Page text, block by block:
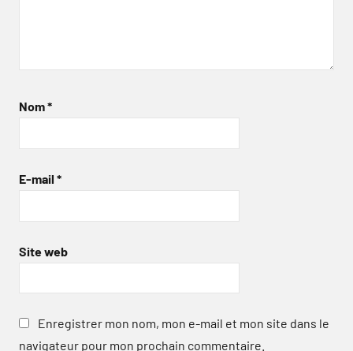
Nom*
E-mail *
Site web
Enregistrer mon nom, mon e-mail et mon site dans le
navigateur pour mon prochain commentaire.